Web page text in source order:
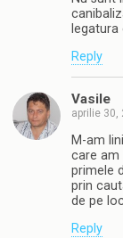
Reply
Vasile
aprilie 30,
M-am
care am
primele
prin
de pe
Reply